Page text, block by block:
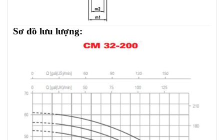
Sơ đồ lưu lượng: